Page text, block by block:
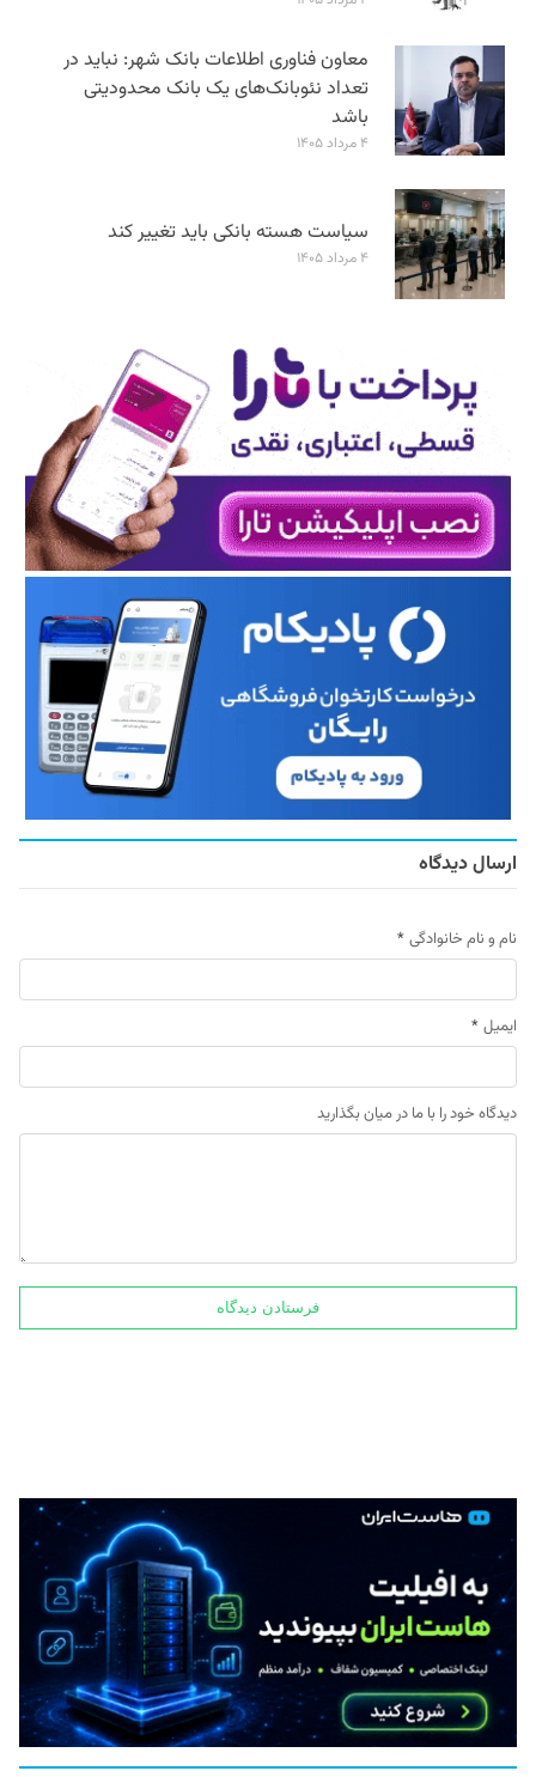
معاون فناوری اطلاعات بانک شهر: نباید در
تعداد نئوبانک‌های یک بانک محدودیتی
باشد
۴ مرداد ۱۴۰۵
سیاست هسته بانکی باید تغییر کند
۴ مرداد ۱۴۰۵
ارسال دیدگاه
نام و نام خانوادگی *
ایمیل *
دیدگاه خود را با ما در میان بگذارید